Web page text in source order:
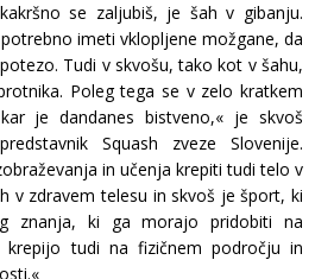
se zaljubiš, je šah v gibanju.
imeti vklopljene možgane, da
Tudi v skvošu, tako kot v šahu,
Poleg tega se v zelo kratkem
je dandanes bistveno,« je skvoš
Squash zveze Slovenije.
in učenja krepiti tudi telo v
v zdravem telesu in skvoš je šport, ki
znanja, ki ga morajo pridobiti na
tudi na fizičnem področju in